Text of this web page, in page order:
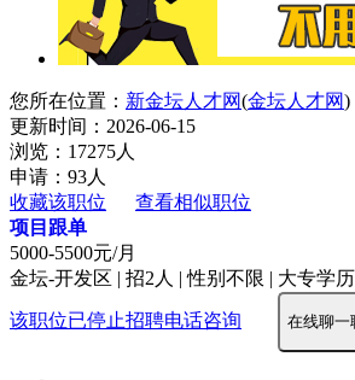
您所在位置： 新金坛人才网(金坛人才网)
更新时间：2026-06-15
浏览：17275人
申请：93人
收藏该职位
查看相似职位
项目跟单
5000-5500元/月
金坛-开发区 | 招2人 | 性别不限 | 大专学
该职位已停止招聘电话咨询 在线聊一